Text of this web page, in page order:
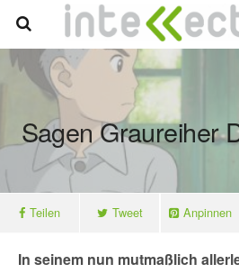
Sagen Graureiher
Teilen Tweet Anpinnen
In seinem nun mutmaßlich